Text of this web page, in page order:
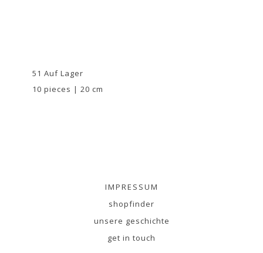
51 Auf Lager
10 pieces | 20 cm
IMPRESSUM
shopfinder
unsere geschichte
get in touch